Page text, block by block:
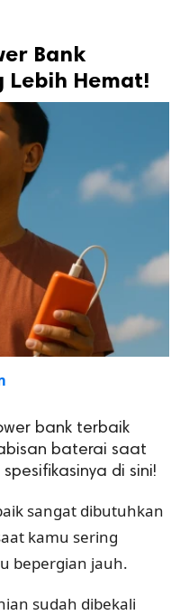
Bank
Lebih Hemat!
bank terbaik
baterai saat
di sini!
sangat dibutuhkan
kamu sering
bepergian jauh.
sudah dibekali